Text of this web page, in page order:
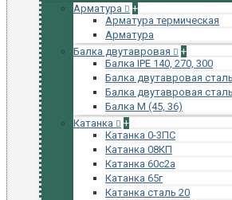
Арматура
+
Арматура термическая
Арматура
Балка двутавровая
+
Балка IPE 140, 270, 300
Балка двутавровая
Балка двутавровая
Балка М (45, 36)
Катанка
+
Катанка 0-3ПС
Катанка 08КП
Катанка 60с2а
Катанка 65г
Катанка сталь 20